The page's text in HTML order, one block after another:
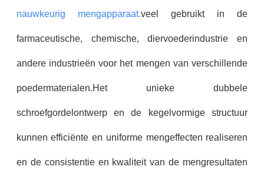
nauwkeurig mengapparaat.veel gebruikt in de
farmaceutische, chemische, diervoederindustrie en
andere industrieën voor het mengen van verschillende
poedermaterialen.Het unieke dubbele
schroefgordelontwerp en de kegelvormige structuur
kunnen efficiënte en uniforme mengeffecten realiseren
en de consistentie en kwaliteit van de mengresultaten